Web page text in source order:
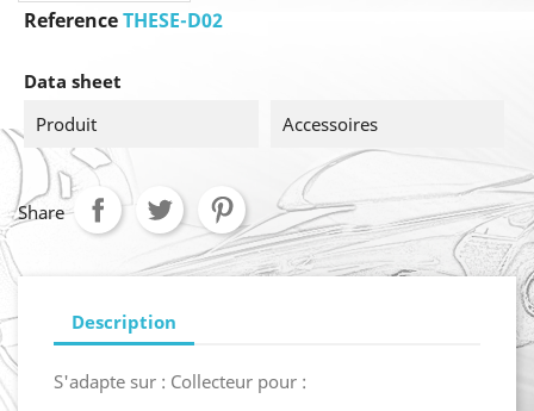
ReferenceTHESE-D02
Data sheet
Produit
Accessoires
Share
Description
S'adapte sur : Collecteur pour :